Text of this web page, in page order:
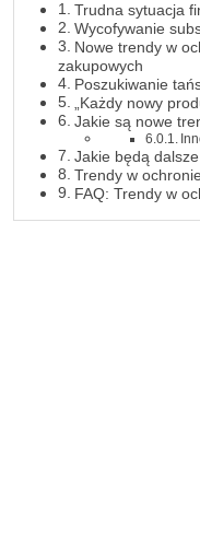
Trudna sytuacja
Wycofywanie
Nowe trendy w
zakupowych
Poszukiwanie
„Każdy nowy
Jakie są nowe
Jakie będą
Trendy w
FAQ: Trendy w